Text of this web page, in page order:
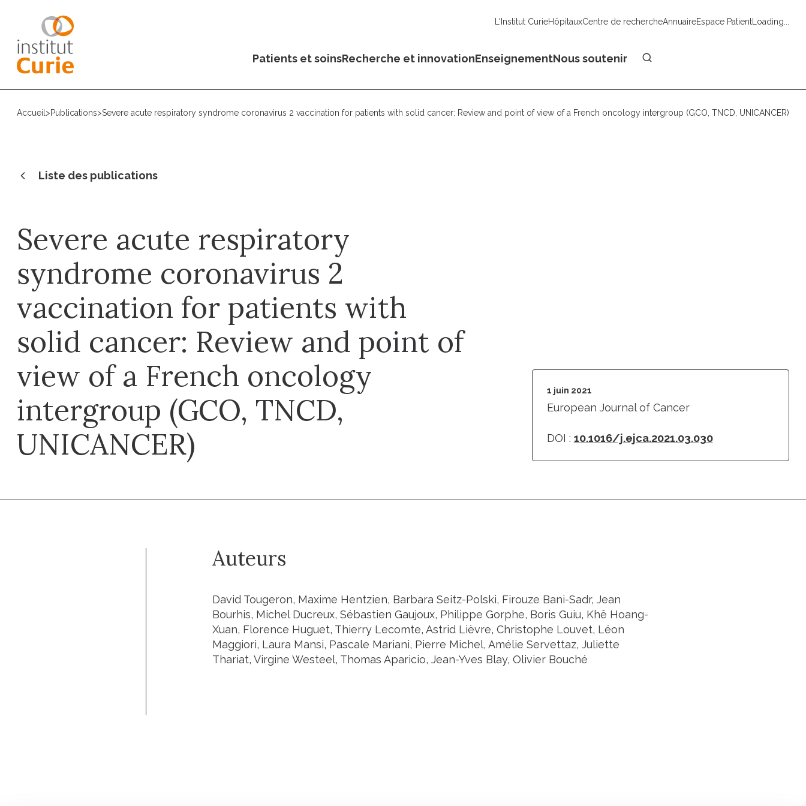
L'Institut CurieHôpitauxCentre de rechercheAnnuaireEspace PatientLoading...
Patients et soinsRecherche et innovationEnseignementNous soutenir
Accueil >Publications>Severe acute respiratory syndrome coronavirus 2 vaccination for patients with solid cancer: Review and point of view of a French oncology intergroup (GCO, TNCD, UNICANCER)
Liste des publications
Severe acute respiratory
syndrome coronavirus 2
vaccination for patients with
solid cancer: Review and point of
view of a French oncology
intergroup (GCO, TNCD,
UNICANCER)
1 juin 2021
European Journal of Cancer
DOI : 10.1016/j.ejca.2021.03.030
Auteurs
David Tougeron, Maxime Hentzien, Barbara Seitz-Polski, Firouze Bani-Sadr, Jean
Bourhis, Michel Ducreux, Sébastien Gaujoux, Philippe Gorphe, Boris Guiu, Khê Hoang-
Xuan, Florence Huguet, Thierry Lecomte, Astrid Lièvre, Christophe Louvet, Léon
Maggiori, Laura Mansi, Pascale Mariani, Pierre Michel, Amélie Servettaz, Juliette
Thariat, Virgine Westeel, Thomas Aparicio, Jean-Yves Blay, Olivier Bouché